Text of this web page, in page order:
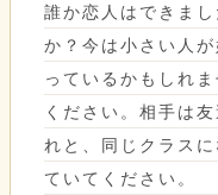
誰か恋人はできま
か？今は小さい人
っているかもしれ
ください。相手は
れと、同じクラス
ていてください。